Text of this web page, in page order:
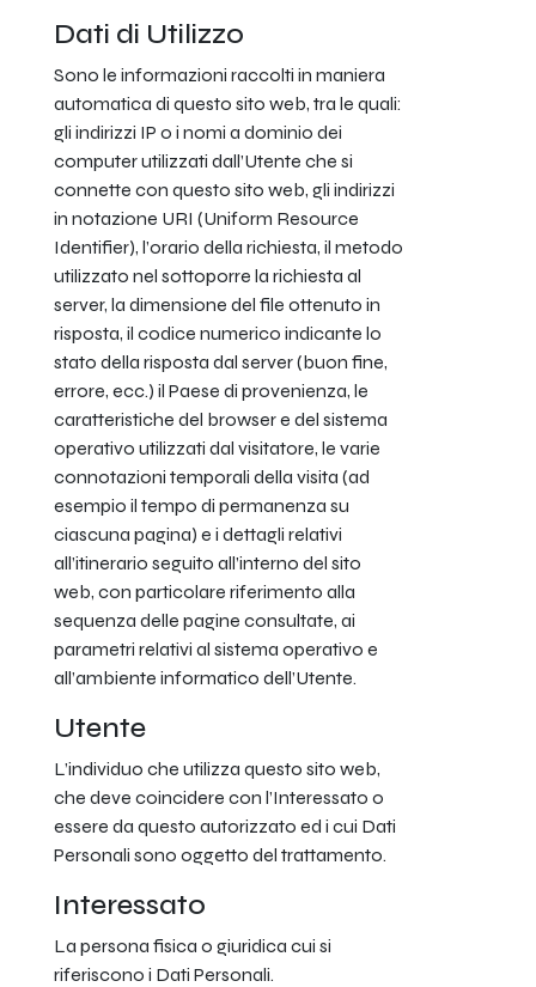
Dati di Utilizzo
Sono le informazioni raccolti in maniera
automatica di questo sito web, tra le quali:
gli indirizzi IP o i nomi a dominio dei
computer utilizzati dall’Utente che si
connette con questo sito web, gli indirizzi
in notazione URI (Uniform Resource
Identifier), l’orario della richiesta, il metodo
utilizzato nel sottoporre la richiesta al
server, la dimensione del file ottenuto in
risposta, il codice numerico indicante lo
stato della risposta dal server (buon fine,
errore, ecc.) il Paese di provenienza, le
caratteristiche del browser e del sistema
operativo utilizzati dal visitatore, le varie
connotazioni temporali della visita (ad
esempio il tempo di permanenza su
ciascuna pagina) e i dettagli relativi
all’itinerario seguito all’interno del sito
web, con particolare riferimento alla
sequenza delle pagine consultate, ai
parametri relativi al sistema operativo e
all’ambiente informatico dell’Utente.
Utente
L’individuo che utilizza questo sito web,
che deve coincidere con l’Interessato o
essere da questo autorizzato ed i cui Dati
Personali sono oggetto del trattamento.
Interessato
La persona fisica o giuridica cui si
riferiscono i Dati Personali.